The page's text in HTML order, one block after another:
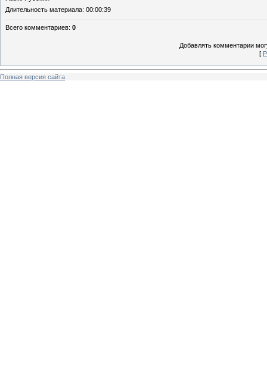
Длительность материала: 00:00:39
Всего комментариев: 0
Добавлять комментарии
[
Полная версия сайта